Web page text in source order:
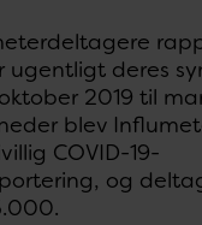
ugentligt deres
2019 til
blev
COVID-19-
og